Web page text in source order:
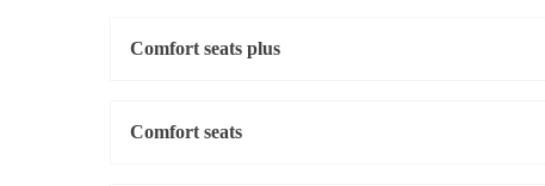
Comfort seats plus
Comfort seats